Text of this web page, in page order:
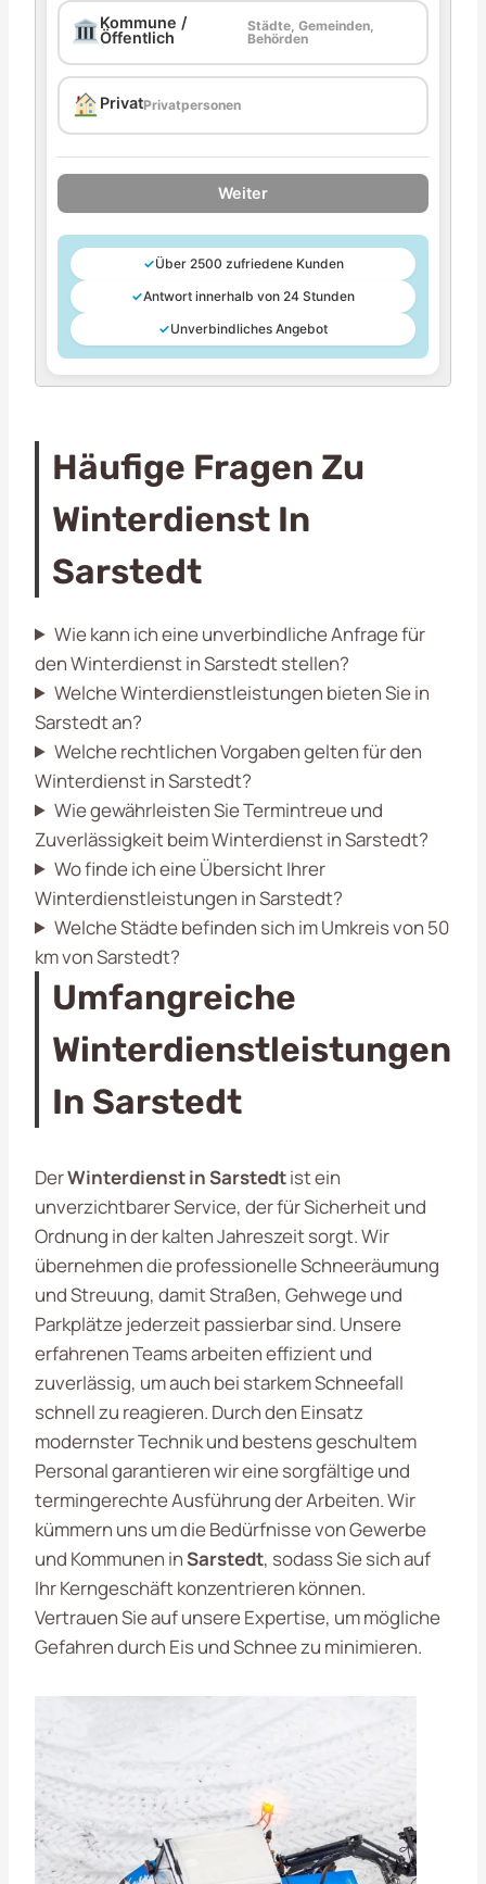
Kommune /
Öffentlich
Städte, Gemeinden,
Behörden
PrivatPrivatpersonen
Weiter
✓Über 2500 zufriedene Kunden
✓Antwort innerhalb von 24 Stunden
✓Unverbindliches Angebot
Häufige Fragen Zu
Winterdienst In
Sarstedt
Wie kann ich eine unverbindliche Anfrage für
den Winterdienst in Sarstedt stellen?
Welche Winterdienstleistungen bieten Sie in
Sarstedt an?
Welche rechtlichen Vorgaben gelten für den
Winterdienst in Sarstedt?
Wie gewährleisten Sie Termintreue und
Zuverlässigkeit beim Winterdienst in Sarstedt?
Wo finde ich eine Übersicht Ihrer
Winterdienstleistungen in Sarstedt?
Welche Städte befinden sich im Umkreis von 50
km von Sarstedt?
Umfangreiche
Winterdienstleistungen
In Sarstedt
DerWinterdienst in Sarstedtist ein
unverzichtbarer Service, der für Sicherheit und
Ordnung in der kalten Jahreszeit sorgt. Wir
übernehmen die professionelle Schneeräumung
und Streuung, damit Straßen, Gehwege und
Parkplätze jederzeit passierbar sind. Unsere
erfahrenen Teams arbeiten effizient und
zuverlässig, um auch bei starkem Schneefall
schnell zu reagieren. Durch den Einsatz
modernster Technik und bestens geschultem
Personal garantieren wir eine sorgfältige und
termingerechte Ausführung der Arbeiten. Wir
kümmern uns um die Bedürfnisse von Gewerbe
und Kommunen inSarstedt, sodass Sie sich auf
Ihr Kerngeschäft konzentrieren können.
Vertrauen Sie auf unsere Expertise, um mögliche
Gefahren durch Eis und Schnee zu minimieren.